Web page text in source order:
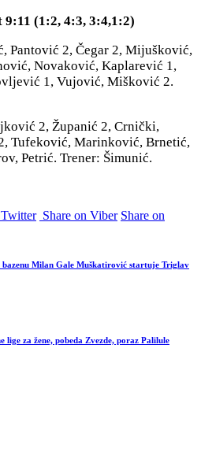
(1:2, 4:3, 3:4,1:2)
Pantović 2, Čegar 2, Mijušković,
Novaković, Kaplarević 1,
1, Vujović, Mišković 2.
2, Županić 2, Crnički,
Tufeković, Marinković, Brnetić,
Petrić. Trener: Šimunić.
Twitter Share on Viber Share on
Milan Gale Muškatirović startuje Triglav
za žene, pobeda Zvezde, poraz Palilule